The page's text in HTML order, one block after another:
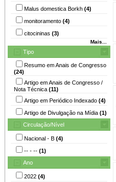
Malus domestica Borkh (4)
monitoramento (4)
citocininas (3)
Mais...
Tipo
Resumo em Anais de Congresso
(24)
Artigo em Anais de Congresso /
Nota Técnica (11)
Artigo em Periódico Indexado (4)
Artigo de Divulgação na Mídia (1)
Circulação/Nível
Nacional - B (4)
-- - -- (1)
Ano
2022 (4)